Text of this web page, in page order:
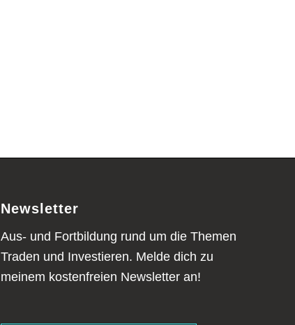
Newsletter
Aus- und Fortbildung rund um die Themen
Traden und Investieren. Melde dich zu
meinem kostenfreien Newsletter an!